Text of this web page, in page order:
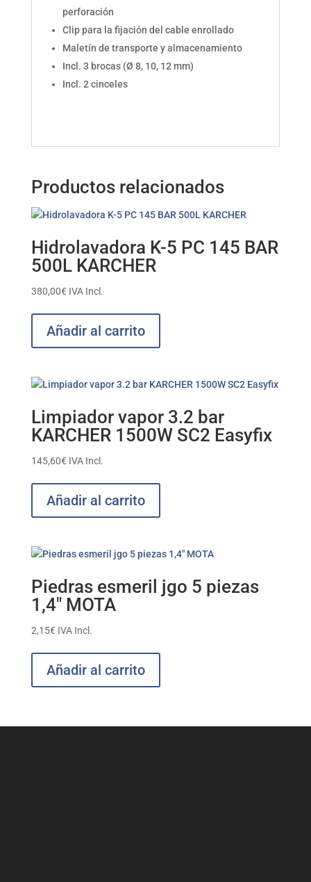
perforación
Clip para la fijación del cable enrollado
Maletín de transporte y almacenamiento
Incl. 3 brocas (Ø 8, 10, 12 mm)
Incl. 2 cinceles
Productos relacionados
Hidrolavadora K-5 PC 145 BAR
500L KARCHER
380,00€ IVA Incl.
Añadir al carrito
Limpiador vapor 3.2 bar
KARCHER 1500W SC2 Easyfix
145,60€ IVA Incl.
Añadir al carrito
Piedras esmeril jgo 5 piezas
1,4″ MOTA
2,15€ IVA Incl.
Añadir al carrito